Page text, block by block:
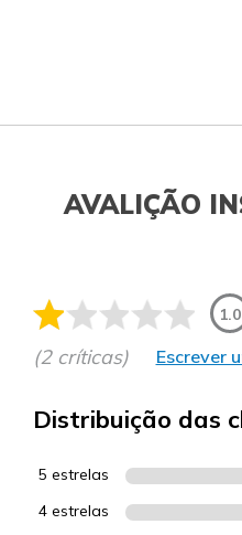
AVALIÇÃO
1.0
(2 críticas) Escrever
Distribuição das
5 estrelas
4 estrelas